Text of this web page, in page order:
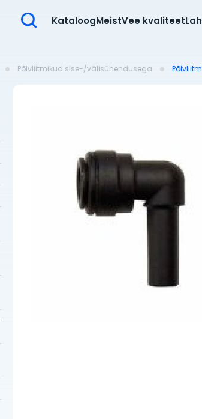
KataloogMeistVee kvaliteet
Põlvliitmikud sise-/välisühendusega